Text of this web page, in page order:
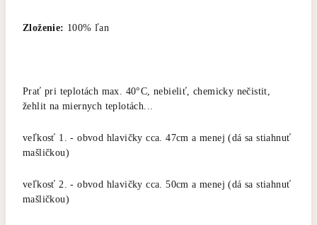
Zloženie: 100% ľan
Prať pri teplotách max. 40°C, nebieliť, chemicky nečistit,
žehlit na miernych teplotách...
veľkosť 1. - obvod hlavičky cca. 47cm a menej (dá sa stiahnuť
mašličkou)
veľkosť 2. - obvod hlavičky cca. 50cm a menej (dá sa stiahnuť
mašličkou)